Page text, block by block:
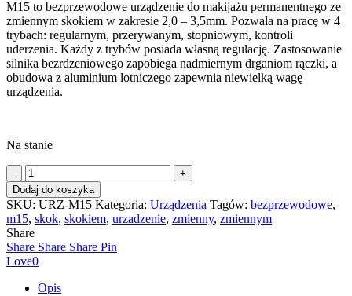
M15 to bezprzewodowe urządzenie do makijażu permanentnego ze
zmiennym skokiem w zakresie 2,0 – 3,5mm. Pozwala na pracę w 4
trybach: regularnym, przerywanym, stopniowym, kontroli
uderzenia. Każdy z trybów posiada własną regulację. Zastosowanie
silnika bezrdzeniowego zapobiega nadmiernym drganiom rączki, a
obudowa z aluminium lotniczego zapewnia niewielką wagę
urządzenia.
Na stanie
ilość
M15
bezprzewodowe
urządzenie
do
PMU
ze
zmiennym
skokiem
Dodaj do koszyka
SKU: URZ-M15 Kategoria: Urządzenia Tagów: bezprzewodowe,
m15, skok, skokiem, urzadzenie, zmienny, zmiennym
Share
Share Share Share Pin
Love0
Opis